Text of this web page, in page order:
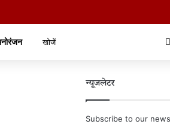
न्यूजलेटर
Subscribe to our